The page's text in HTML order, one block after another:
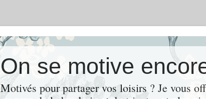
On se motive
Motivés pour partager vos loisirs ? Je vous